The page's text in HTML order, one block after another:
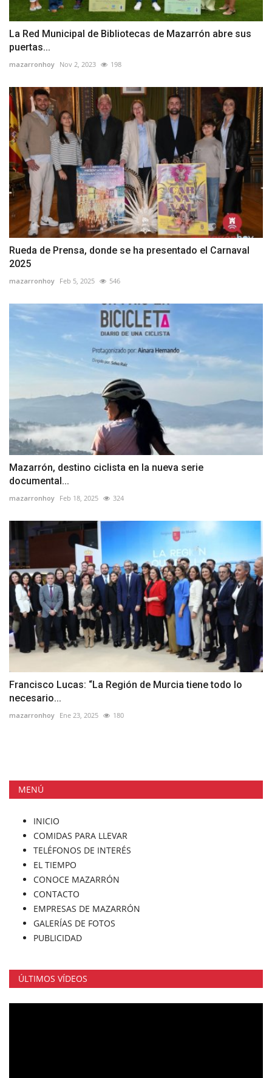
La Red Municipal de Bibliotecas de Mazarrón abre sus
puertas...
mazarronhoy Nov 2, 2023 198
Rueda de Prensa, donde se ha presentado el Carnaval
2025
mazarronhoy Feb 5, 2025 546
Mazarrón, destino ciclista en la nueva serie
documental...
mazarronhoy Feb 18, 2025 324
Francisco Lucas: “La Región de Murcia tiene todo lo
necesario...
mazarronhoy Ene 23, 2025 180
MENÚ
INICIO
COMIDAS PARA LLEVAR
TELÉFONOS DE INTERÉS
EL TIEMPO
CONOCE MAZARRÓN
CONTACTO
EMPRESAS DE MAZARRÓN
GALERÍAS DE FOTOS
PUBLICIDAD
ÚLTIMOS VÍDEOS